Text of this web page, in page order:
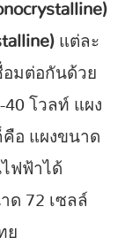
แต่ละ
อมต่อกันด้วย
โวลท์ แผง
อ แผงขนาด
ไฟฟ้าได้
ด 72 เซลล์
ย